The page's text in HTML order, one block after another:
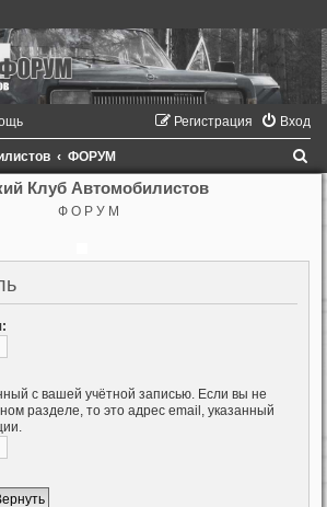
Вход
Регистрация
ФОРУМ
Клуб Автомобилистов
Ф О Р У М
с вашей учётной записью. Если вы не
разделе, то это адрес email, указанный